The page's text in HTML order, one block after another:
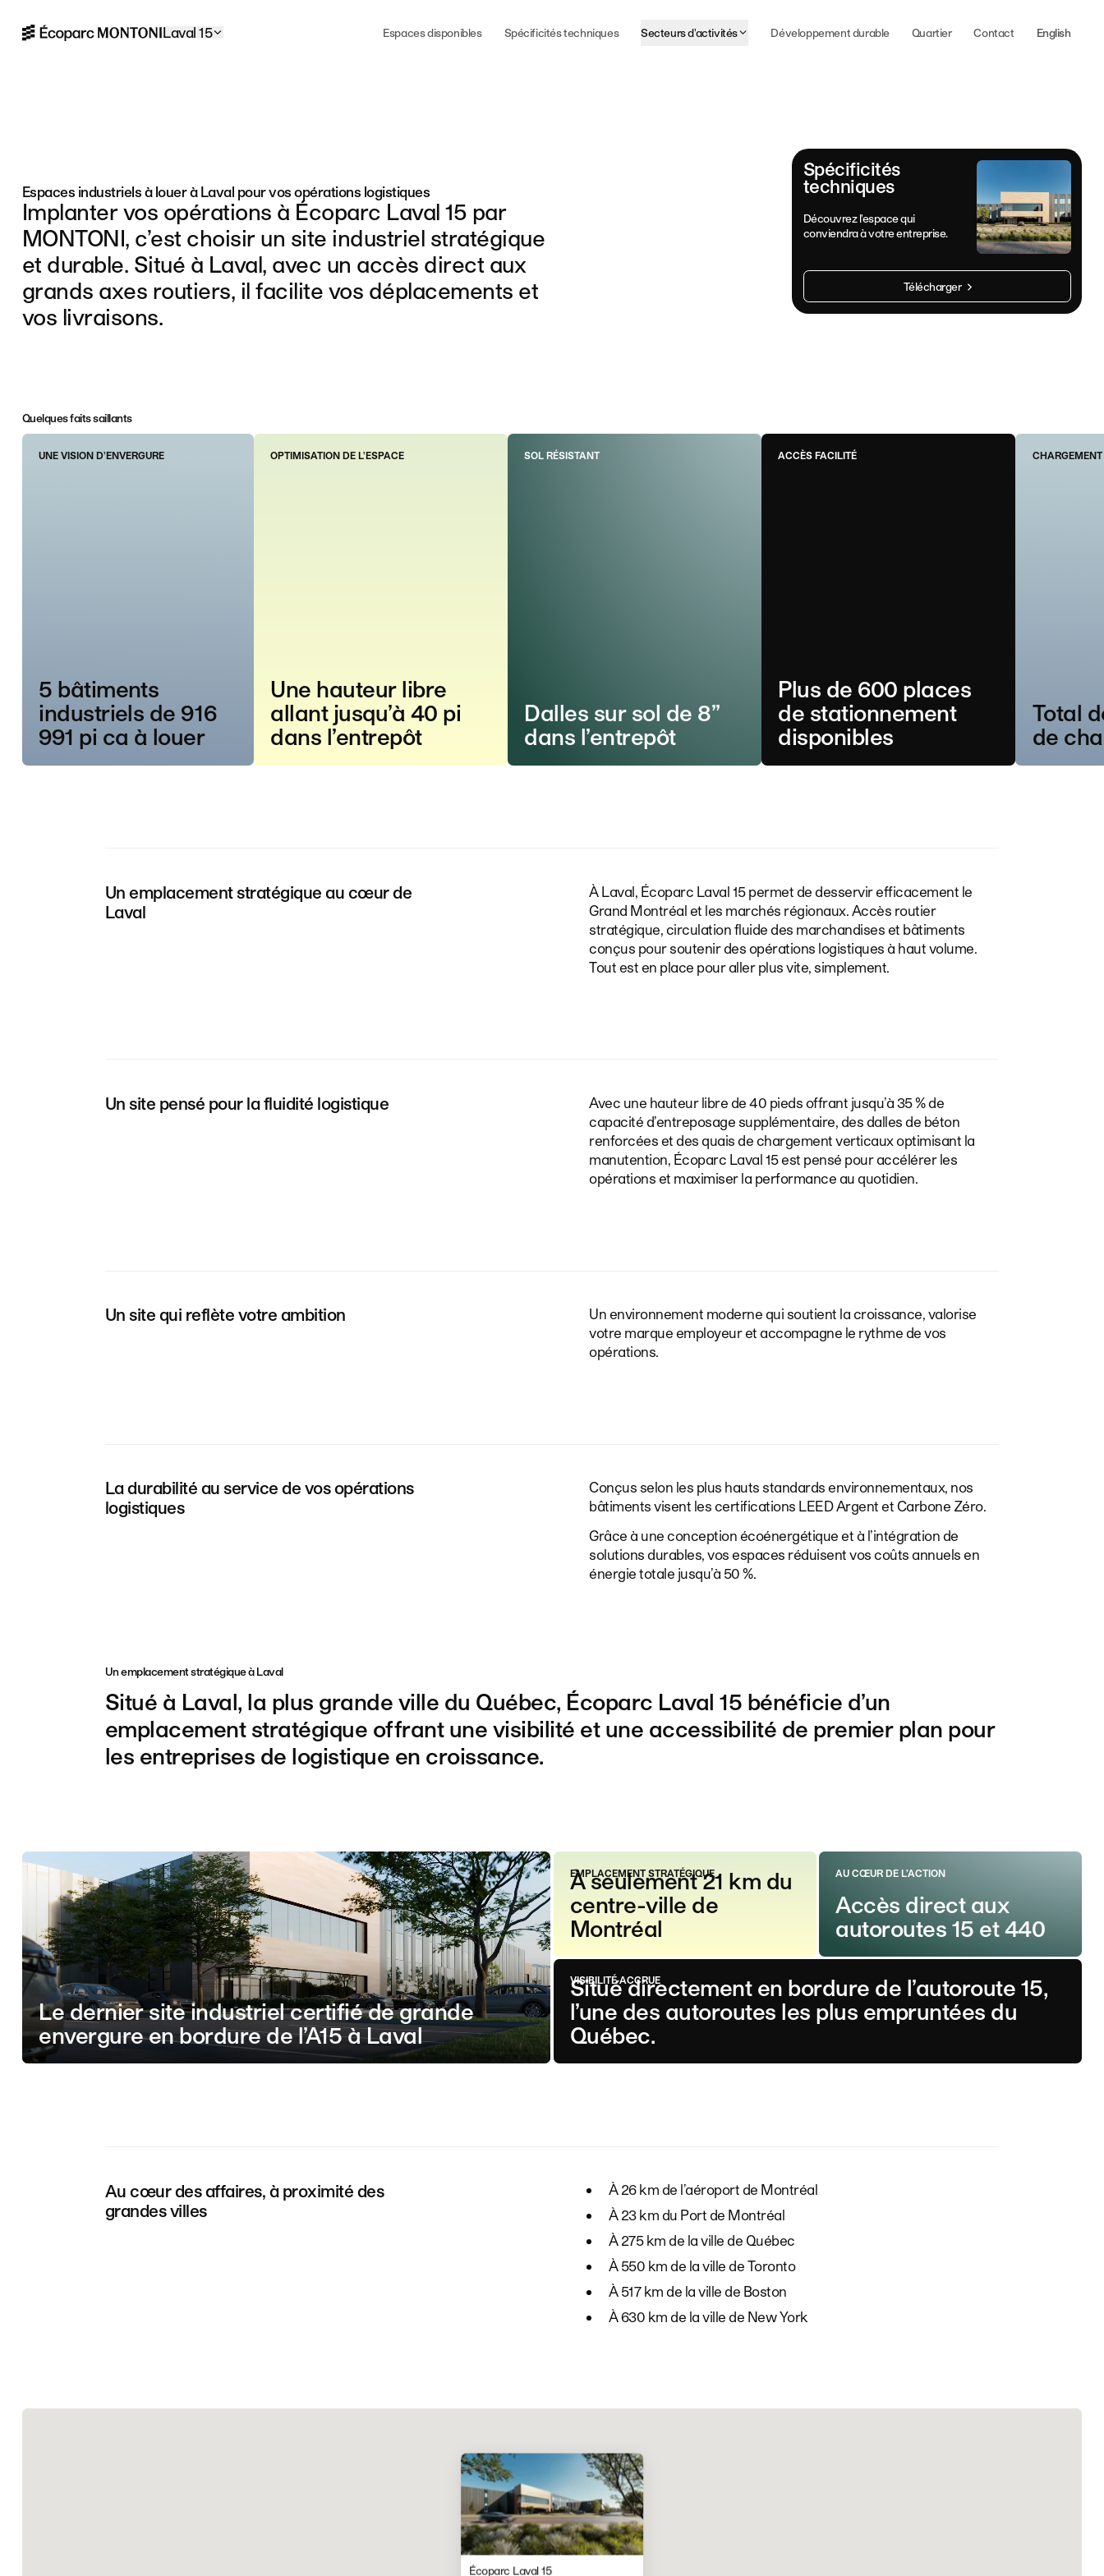
Accueil
Laval 15 Espaces disponibles Spécificités techniques Secteurs d'activités Développement durable Quartier Contact English
Espaces industriels à louer à Laval pour vos opérations logistiques
Implanter vos opérations à Écoparc Laval 15 par
MONTONI, c’est choisir un site industriel stratégique
et durable. Situé à Laval, avec un accès direct aux
grands axes routiers, il facilite vos déplacements et
vos livraisons.
Spécificités
techniques
Découvrez l'espace qui
conviendra à votre entreprise.
Télécharger
Quelques faits saillants
UNE VISION D'ENVERGURE
5 bâtiments
industriels de 916
991 pi ca à louer
OPTIMISATION DE L'ESPACE
Une hauteur libre
allant jusqu’à 40 pi
dans l’entrepôt
SOL RÉSISTANT
Dalles sur sol de 8’’
dans l’entrepôt
ACCÈS FACILITÉ
Plus de 600 places
de stationnement
disponibles
CHARGEMENT
Total
de
Un emplacement stratégique au cœur de
Laval
À Laval, Écoparc Laval 15 permet de desservir efficacement le
Grand Montréal et les marchés régionaux. Accès routier
stratégique, circulation fluide des marchandises et bâtiments
conçus pour soutenir des opérations logistiques à haut volume.
Tout est en place pour aller plus vite, simplement.
Un site pensé pour la fluidité logistique
Avec une hauteur libre de 40 pieds offrant jusqu’à 35 % de
capacité d’entreposage supplémentaire, des dalles de béton
renforcées et des quais de chargement verticaux optimisant la
manutention, Écoparc Laval 15 est pensé pour accélérer les
opérations et maximiser la performance au quotidien.
Un site qui reflète votre ambition
Un environnement moderne qui soutient la croissance, valorise
votre marque employeur et accompagne le rythme de vos
opérations.
La durabilité au service de vos opérations
logistiques
Conçus selon les plus hauts standards environnementaux, nos
bâtiments visent les certifications LEED Argent et Carbone Zéro.
Grâce à une conception écoénergétique et à l’intégration de
solutions durables, vos espaces réduisent vos coûts annuels en
énergie totale jusqu’à 50 %.
Un emplacement stratégique à Laval
Situé à Laval, la plus grande ville du Québec, Écoparc Laval 15 bénéficie d’un
emplacement stratégique offrant une visibilité et une accessibilité de premier plan pour
les entreprises de logistique en croissance.
Le dernier site industriel certifié de grande
envergure en bordure de l’A15 à Laval
EMPLACEMENT STRATÉGIQUE
À seulement 21 km du
centre-ville de
Montréal
AU CŒUR DE L’ACTION
Accès direct aux
autoroutes 15 et 440
VISIBILITÉ ACCRUE
Situé directement en bordure de l’autoroute 15,
l’une des autoroutes les plus empruntées du
Québec.
Au cœur des affaires, à proximité des
grandes villes
À 26 km de l’aéroport de Montréal
À 23 km du Port de Montréal
À 275 km de la ville de Québec
À 550 km de la ville de Toronto
À 517 km de la ville de Boston
À 630 km de la ville de New York
Écoparc Laval 15